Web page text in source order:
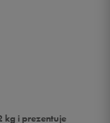
kg i prezentuje